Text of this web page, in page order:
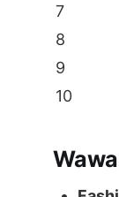
7
8
9
10